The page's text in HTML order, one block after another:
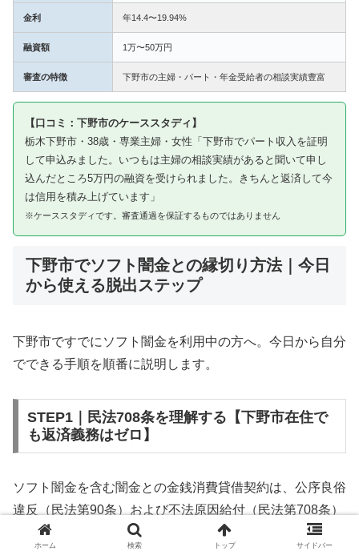
金利 年14.4〜19.94%
融資額 1万〜50万円
審査の特徴 下野市の主婦・パート・年金受給者の相談実績豊富
【口コミ：下野市のケーススタディ】
栃木下野市・38歳・専業主婦・女性「下野市でパート収入を証明
して申込みました。いつもは主婦の相談実績があると聞いて申し
込んだところ5万円の融資を受けられました。きちんと返済して今
は信用を積み上げています」
※ケーススタディです。審査通過を保証するものではありません
下野市でソフト闇金との縁切り方法｜今日
から使える脱出ステップ
下野市ですでにソフト闇金を利用中の方へ。今日から自分
でできる手順を順番に説明します。
STEP1｜民法708条を理解する【下野市在住で
も返済義務はゼロ】
ソフト闇金を含む闇金との金銭消費貸借契約は、公序良俗
違反（民法第90条）および不法原因給付（民法第708条）
に該当するため、法的には無効です。下野市在住であって
ホーム 検索 トップ サイドバー